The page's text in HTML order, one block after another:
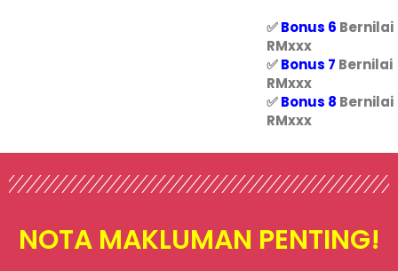
✅Bonus 6 Bernilai
RMxxx
✅Bonus 7 Bernilai
RMxxx
✅Bonus 8 Bernilai
RMxxx
NOTA MAKLUMAN PENTING!